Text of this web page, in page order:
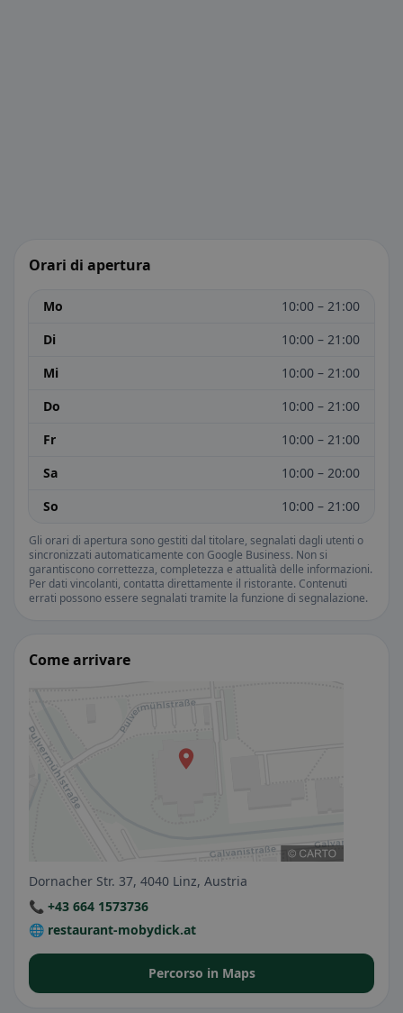
Orari di apertura
Mo
10:00 – 21:00
Di
10:00 – 21:00
Mi
10:00 – 21:00
Do
10:00 – 21:00
Fr
10:00 – 21:00
Sa
10:00 – 20:00
So
10:00 – 21:00
Gli orari di apertura sono gestiti dal titolare, segnalati dagli utenti o
sincronizzati automaticamente con Google Business. Non si
garantiscono correttezza, completezza e attualità delle informazioni.
Per dati vincolanti, contatta direttamente il ristorante. Contenuti
errati possono essere segnalati tramite la funzione di segnalazione.
Come arrivare
Dornacher Str. 37, 4040 Linz, Austria
📞 +43 664 1573736
🌐 restaurant-mobydick.at
Percorso in Maps